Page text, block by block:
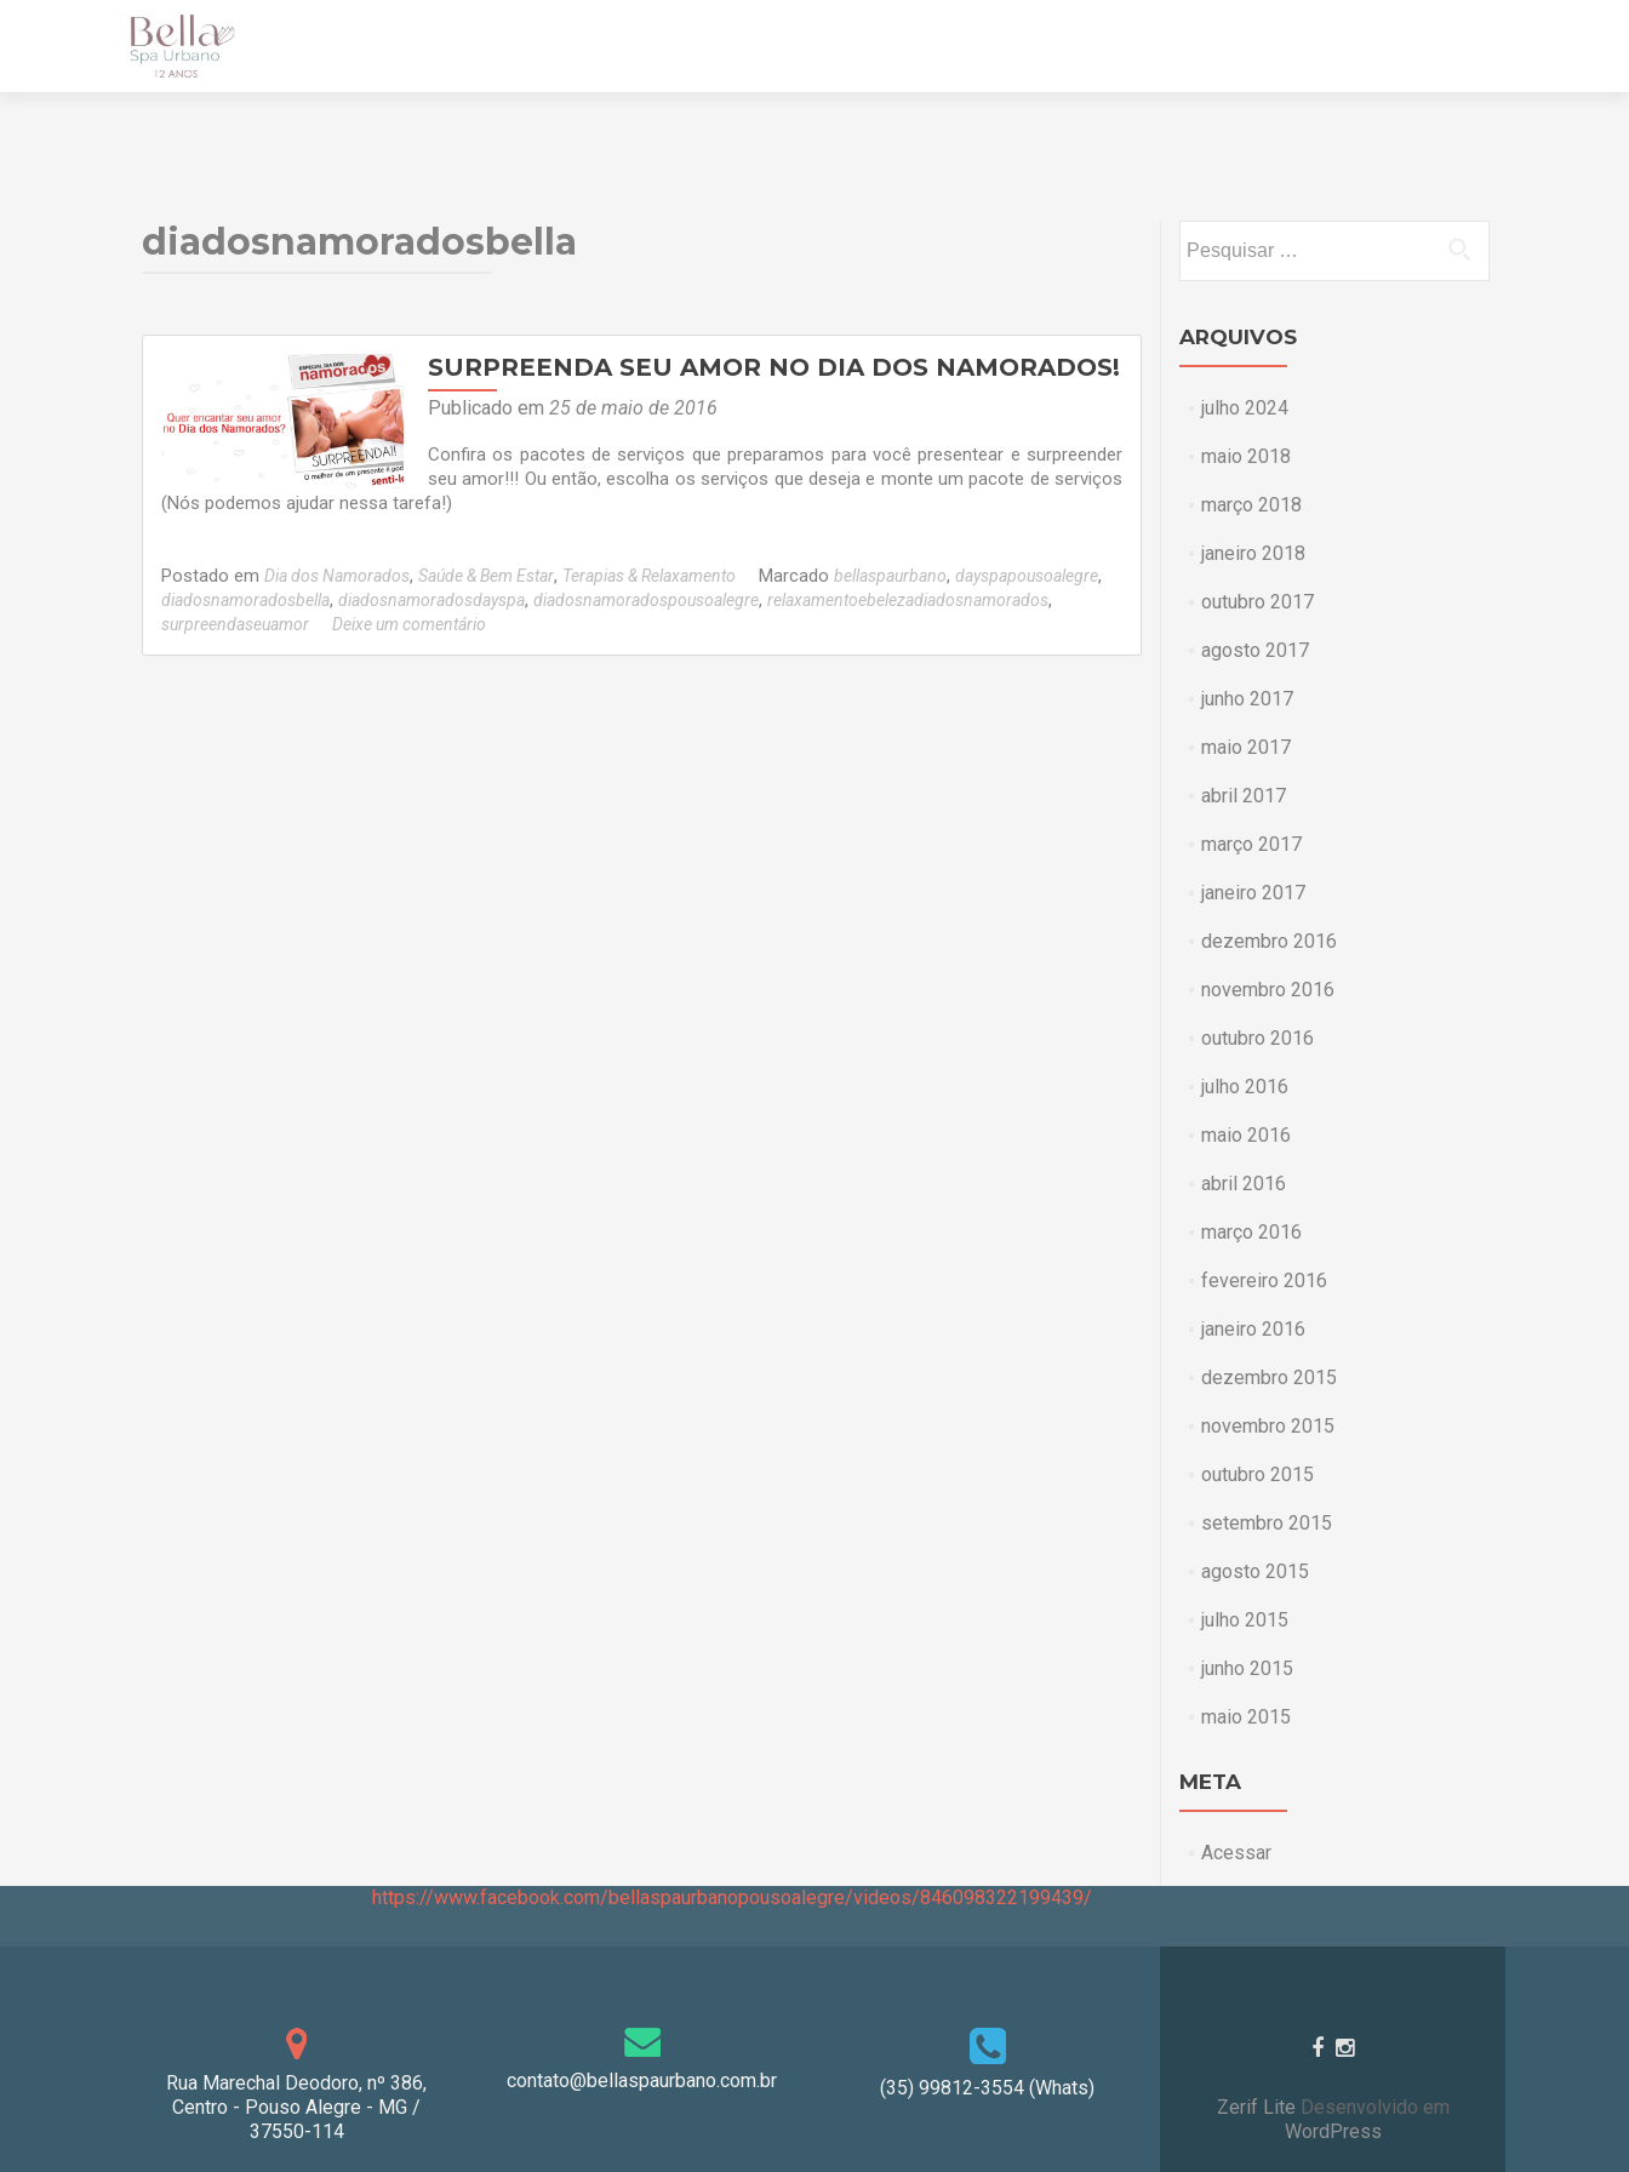
diadosnamoradosbella
SURPREENDA SEU AMOR NO DIA DOS NAMORADOS!
Publicado em 25 de maio de 2016
Confira os pacotes de serviços que preparamos para você presentear e surpreender
seu amor!!! Ou então, escolha os serviços que deseja e monte um pacote de serviços
(Nós podemos ajudar nessa tarefa!)
Postado em Dia dos Namorados, Saúde & Bem Estar, Terapias & Relaxamento Marcado bellaspaurbano, dayspapousoalegre,
diadosnamoradosbella, diadosnamoradosdayspa, diadosnamoradospousoalegre, relaxamentoebelezadiadosnamorados,
surpreendaseuamor Deixe um comentário
por:
ARQUIVOS
julho 2024
maio 2018
março 2018
janeiro 2018
outubro 2017
agosto 2017
junho 2017
maio 2017
abril 2017
março 2017
janeiro 2017
dezembro 2016
novembro 2016
outubro 2016
julho 2016
maio 2016
abril 2016
março 2016
fevereiro 2016
janeiro 2016
dezembro 2015
novembro 2015
outubro 2015
setembro 2015
agosto 2015
julho 2015
junho 2015
maio 2015
META
Acessar
https://www.facebook.com/bellaspaurbanopousoalegre/videos/846098322199439/
Rua Marechal Deodoro, nº 386,
Centro - Pouso Alegre - MG /
37550-114
contato@bellaspaurbano.com.br
(35) 99812-3554 (Whats)
Zerif Lite Desenvolvido em
WordPress